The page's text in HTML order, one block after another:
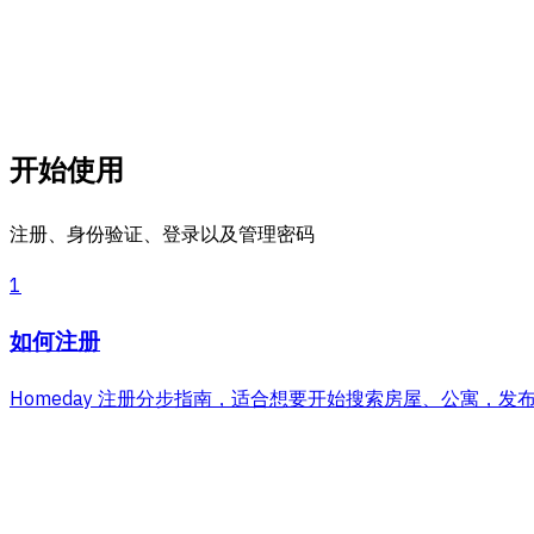
开始使用
注册、身份验证、登录以及管理密码
1
如何注册
Homeday 注册分步指南，适合想要开始搜索房屋、公寓，发